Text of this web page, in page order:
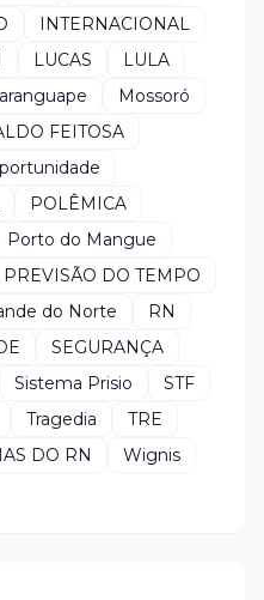
INTERNACIONAL
LUCAS
LULA
Mossoró
FEITOSA
POLÊMICA
Porto do Mangue
PREVISÃO DO TEMPO
do Norte
RN
SEGURANÇA
Sistema Prisio
STF
Tragedia
TRE
DO RN
Wignis